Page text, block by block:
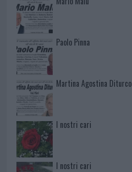
Paolo Pinna
Martina Agostina Diturco
I nostri cari
I nostri cari